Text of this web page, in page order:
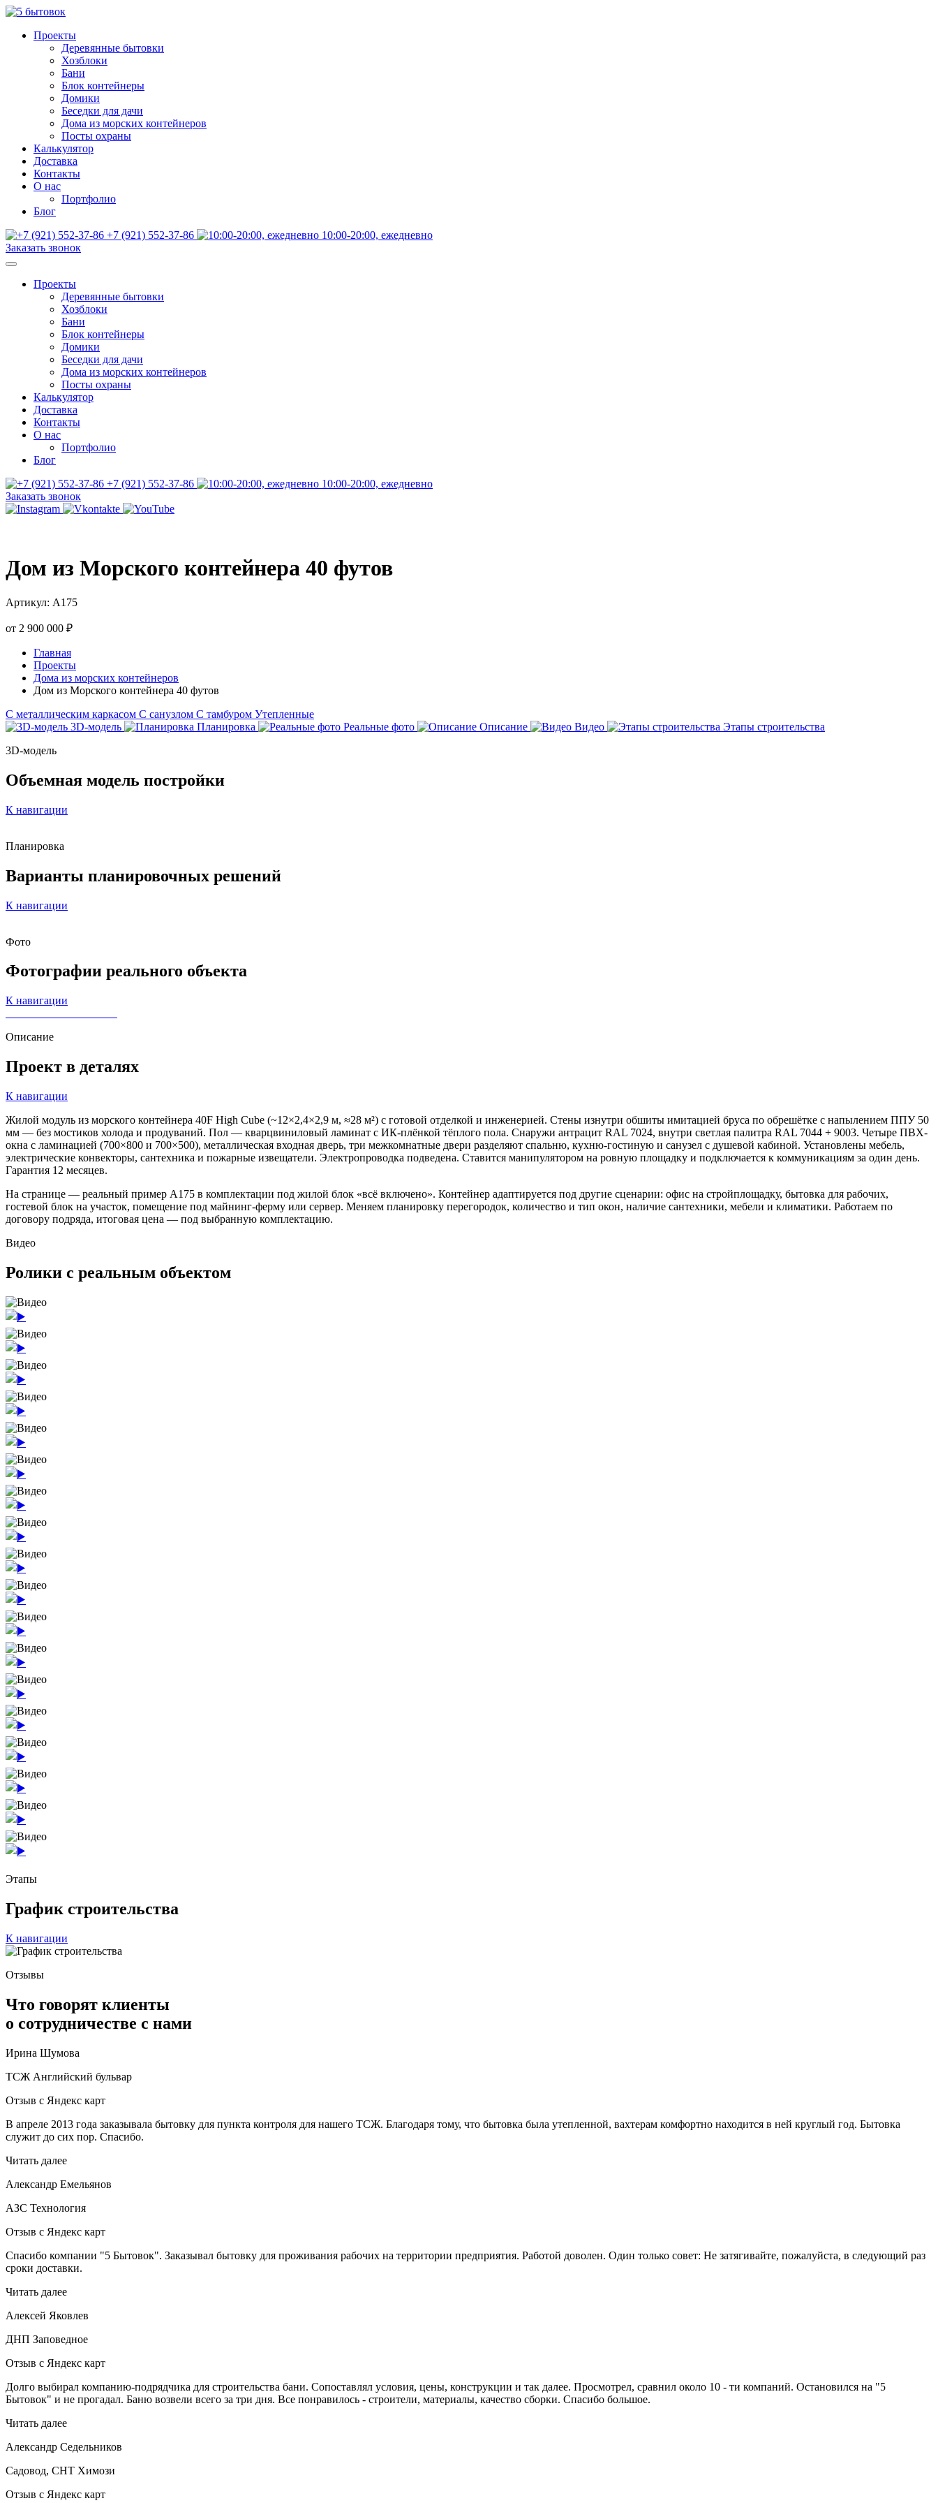
Проекты
Деревянные бытовки
Хозблоки
Бани
Блок контейнеры
Домики
Беседки для дачи
Дома из морских контейнеров
Посты охраны
Калькулятор
Доставка
Контакты
О нас
Портфолио
Блог
+7 (921) 552-37-86
10:00-20:00, ежедневно
Заказать звонок
Проекты
Деревянные бытовки
Хозблоки
Бани
Блок контейнеры
Домики
Беседки для дачи
Дома из морских контейнеров
Посты охраны
Калькулятор
Доставка
Контакты
О нас
Портфолио
Блог
+7 (921) 552-37-86
10:00-20:00, ежедневно
Заказать звонок
Дом из Морского контейнера 40 футов
Артикул: А175
от 2 900 000 ₽
Главная
Проекты
Дома из морских контейнеров
Дом из Морского контейнера 40 футов
С металлическим каркасом С санузлом С тамбуром Утепленные
3D-модель
Планировка Реальные фото Описание Видео
Этапы строительства
3D-модель
Объемная модель постройки
К навигации
Планировка
Варианты планировочных решений
К навигации
Фото
Фотографии реального объекта
К навигации
Описание
Проект в деталях
К навигации
Жилой модуль из морского контейнера 40F High Cube (~12×2,4×2,9 м, ≈28 м²) с готовой отделкой и инженерией. Стены изнутри обшиты имитацией бруса по обрешётке с напылением ППУ 50
мм — без мостиков холода и продуваний. Пол — кварцвиниловый ламинат с ИК-плёнкой тёплого пола. Снаружи антрацит RAL 7024, внутри светлая палитра RAL 7044 + 9003. Четыре ПВХ-
окна с ламинацией (700×800 и 700×500), металлическая входная дверь, три межкомнатные двери разделяют спальню, кухню-гостиную и санузел с душевой кабиной. Установлены мебель,
электрические конвекторы, сантехника и пожарные извещатели. Электропроводка подведена. Ставится манипулятором на ровную площадку и подключается к коммуникациям за один день.
Гарантия 12 месяцев.
На странице — реальный пример А175 в комплектации под жилой блок «всё включено». Контейнер адаптируется под другие сценарии: офис на стройплощадку, бытовка для рабочих,
гостевой блок на участок, помещение под майнинг-ферму или сервер. Меняем планировку перегородок, количество и тип окон, наличие сантехники, мебели и климатики. Работаем по
договору подряда, итоговая цена — под выбранную комплектацию.
Видео
Ролики с реальным объектом
Этапы
График строительства
К навигации
Отзывы
Что говорят клиенты
о сотрудничестве с нами
Ирина Шумова
ТСЖ Английский бульвар
Отзыв с Яндекс карт
В апреле 2013 года заказывала бытовку для пункта контроля для нашего ТСЖ. Благодаря тому, что бытовка была утепленной, вахтерам комфортно находится в ней круглый год. Бытовка
служит до сих пор. Спасибо.
Читать далее
Александр Емельянов
АЗС Технология
Отзыв с Яндекс карт
Спасибо компании "5 Бытовок". Заказывал бытовку для проживания рабочих на территории предприятия. Работой доволен. Один только совет: Не затягивайте, пожалуйста, в следующий раз
сроки доставки.
Читать далее
Алексей Яковлев
ДНП Заповедное
Отзыв с Яндекс карт
Долго выбирал компанию-подрядчика для строительства бани. Сопоставлял условия, цены, конструкции и так далее. Просмотрел, сравнил около 10 - ти компаний. Остановился на "5
Бытовок" и не прогадал. Баню возвели всего за три дня. Все понравилось - строители, материалы, качество сборки. Спасибо большое.
Читать далее
Александр Седельников
Садовод, СНТ Химози
Отзыв с Яндекс карт